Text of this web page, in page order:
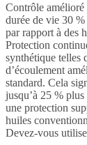
Contrôle
durée de vie 30 %
par rapport à des
Protection
synthétique telles
d’écoulement
standard. Cela
jusqu’à 25 %
une protection
huiles
Devez-vous